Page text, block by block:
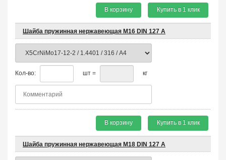
В корзину Купить в 1 клик
Шайба пружинная нержавеющая М16 DIN 127 A
Кол-во: шт = кг
В корзину Купить в 1 клик
Шайба пружинная нержавеющая М18 DIN 127 A